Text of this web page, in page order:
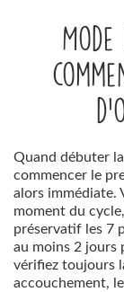
Quand débuter
commencer le
alors immédiate.
moment du
préservatif les 7
au moins 2 jours
vérifiez toujours
accouchement,